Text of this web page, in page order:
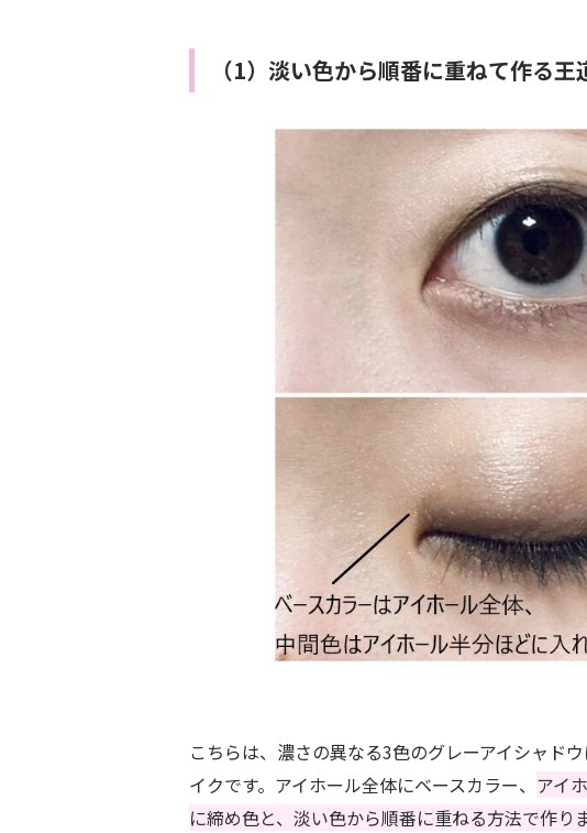
（1）淡い色から順番に重ねて作る
こちらは、濃さの異なる3色のグレーアイシャド
イクです。アイホール全体にベースカラー、 アイ
に締め色と、淡い色から順番に重ねる方法で作り